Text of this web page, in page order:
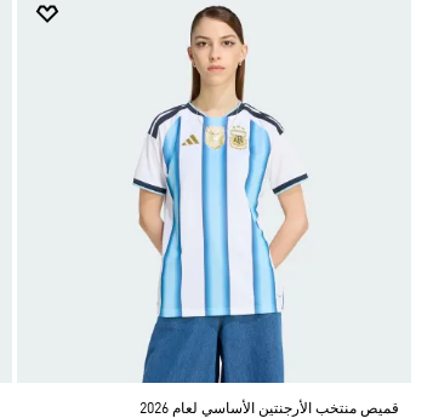
قميص منتخب الأرجنتين الأساسي لعام 2026